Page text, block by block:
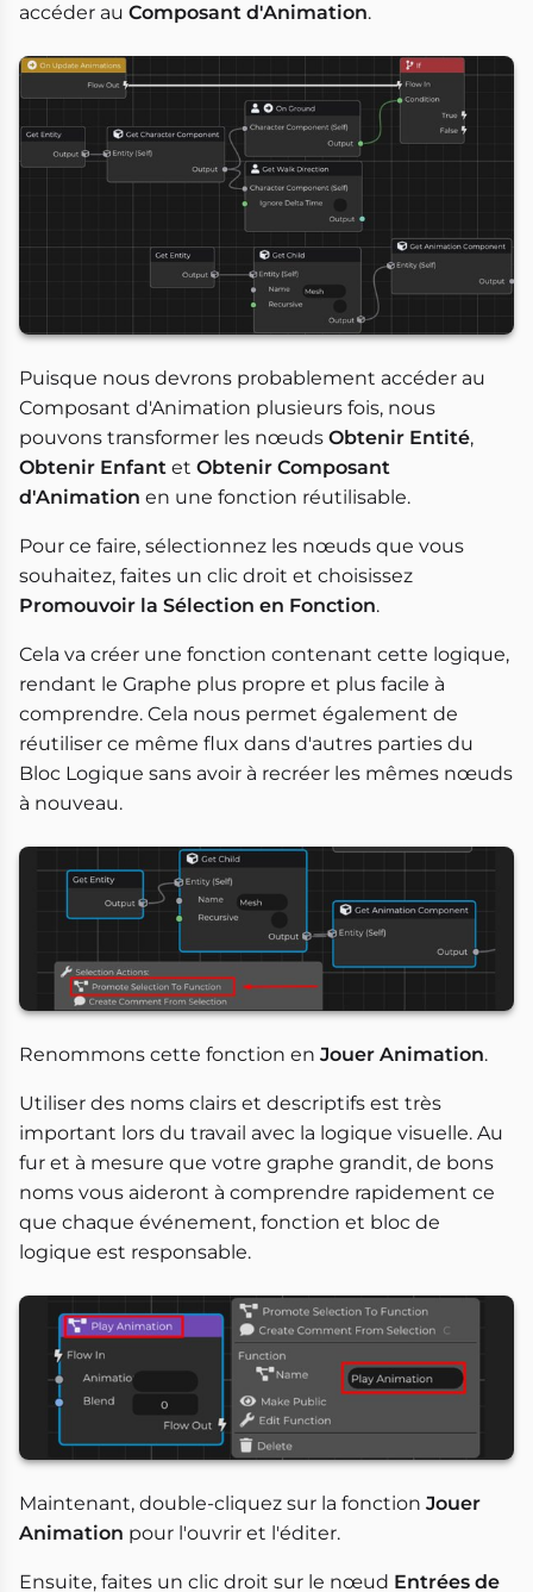
accéder au Composant d'Animation.
Puisque nous devrons probablement accéder au
Composant d'Animation plusieurs fois, nous
pouvons transformer les nœuds Obtenir Entité,
Obtenir Enfant et Obtenir Composant
d'Animation en une fonction réutilisable.
Pour ce faire, sélectionnez les nœuds que vous
souhaitez, faites un clic droit et choisissez
Promouvoir la Sélection en Fonction.
Cela va créer une fonction contenant cette logique,
rendant le Graphe plus propre et plus facile à
comprendre. Cela nous permet également de
réutiliser ce même flux dans d'autres parties du
Bloc Logique sans avoir à recréer les mêmes nœuds
à nouveau.
Renommons cette fonction en Jouer Animation.
Utiliser des noms clairs et descriptifs est très
important lors du travail avec la logique visuelle. Au
fur et à mesure que votre graphe grandit, de bons
noms vous aideront à comprendre rapidement ce
que chaque événement, fonction et bloc de
logique est responsable.
Maintenant, double-cliquez sur la fonction Jouer
Animation pour l'ouvrir et l'éditer.
Ensuite, faites un clic droit sur le nœud Entrées de